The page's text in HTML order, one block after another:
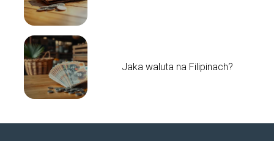
Jaka waluta na Filipinach?